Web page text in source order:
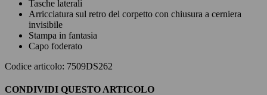
Tasche laterali
Arricciatura sul retro del corpetto con chiusura a cerniera
invisibile
Stampa in fantasia
Capo foderato
Codice articolo: 7509DS262
CONDIVIDI QUESTO ARTICOLO